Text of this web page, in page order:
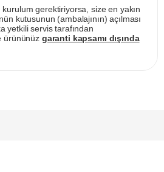
kurulum gerektiriyorsa, size en yakın
kutusunun (ambalajının) açılması
yetkili servis tarafından
ürününüz garanti kapsamı dışında